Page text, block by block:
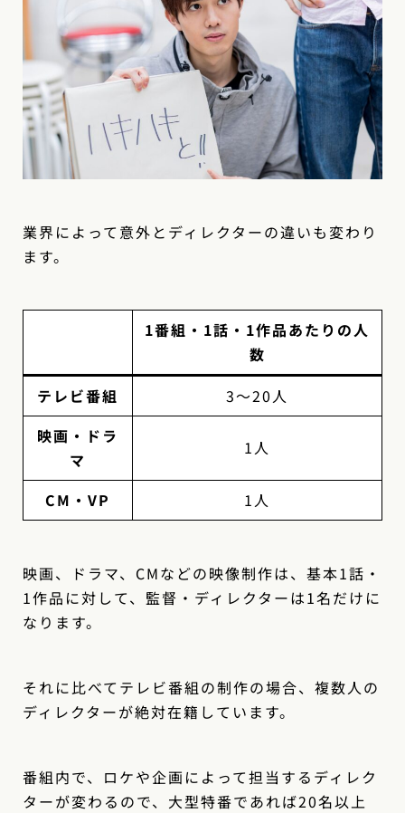
業界によって意外とディレクターの違いも変わり
ます。
1番組・1話・1作品あたりの人
数
テレビ番組
3〜20人
映画・ドラ
マ
1人
CM・VP 1人
映画、ドラマ、CMなどの映像制作は、基本1話・
1作品に対して、監督・ディレクターは1名だけに
なります。
それに比べてテレビ番組の制作の場合、複数人の
ディレクターが絶対在籍しています。
番組内で、ロケや企画によって担当するディレク
ターが変わるので、大型特番であれば20名以上